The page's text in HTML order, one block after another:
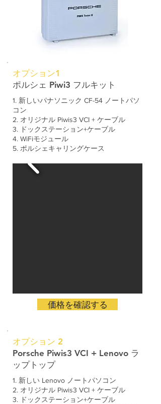
オプション1
ポルシェ Piwi3 フルキット
1. 新しいパナソニック CF-54 ノートパソ
コン
2. オリジナル Piwis3 VCI + ケーブル
3. ドックステーション+ケーブル
4. WiFiモジュール
5. ポルシェキャリングケース
価格を確認する
オプション 2
Porsche Piwis3 VCI + Lenovo ラ
ップトップ
1. 新しい Lenovo ノートパソコン
2. オリジナル Piwis3 VCI + ケーブル
3. ドックステーション+ケーブル